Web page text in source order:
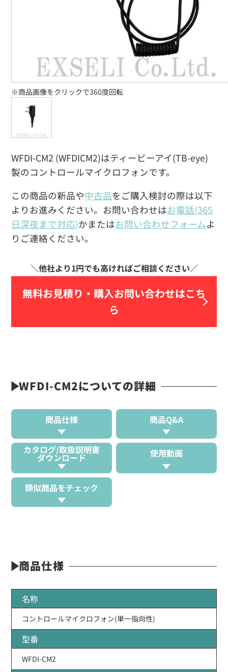
WFDI-CM2 (WFDICM2)はティービーアイ(TB-eye)
製のコントロールマイクロフォンです。
この商品の新品や中古品をご購入検討の際は以下
よりお進みください。お問い合わせはお電話(365
日深夜まで対応)かまたはお問い合わせフォームよ
りご連絡ください。
無料お見積り・ 購入お問い合わせはこち
ら
※商品画像をクリックで360度回転
WFDI-CM2についての詳細
商品仕様 商品Q&A
カタログ/取扱説明書
ダウンロード 使用動画
類似商品をチェック
商品仕様
名称
コントロールマイクロフォン(単一指向性)
型番
WFDI-CM2